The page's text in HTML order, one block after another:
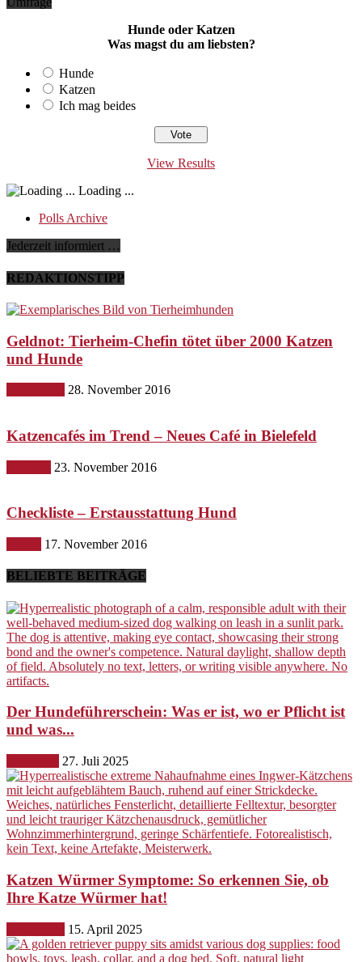
Hunde oder Katzen
Was magst du am liebsten?
Hunde
Katzen
Ich mag beides
View Results
Loading ...
Polls Archive
Jederzeit informiert …
REDAKTIONSTIPP
Geldnot: Tierheim-Chefin tötet über 2000 Katzen
und Hunde
28. November 2016
Katzencafés im Trend – Neues Café in Bielefeld
23. November 2016
Checkliste – Erstausstattung Hund
17. November 2016
BELIEBTE BEITRÄGE
Der Hundeführerschein: Was er ist, wo er Pflicht ist
und was...
27. Juli 2025
Katzen Würmer Symptome: So erkennen Sie, ob
Ihre Katze Würmer hat!
15. April 2025